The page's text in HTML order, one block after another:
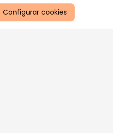
Configurar cookies